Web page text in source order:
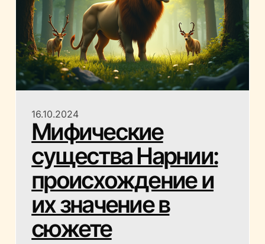
16.10.2024
Мифические
существа Нарнии:
происхождение и
их значение в
сюжете